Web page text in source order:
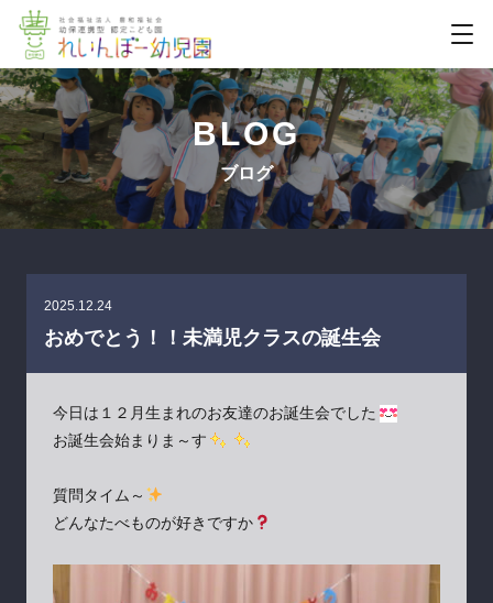
BLOG
ブログ
おめでとう！！未満児クラスの誕生会
2025.12.24
今日は１２月生まれのお友達のお誕生会でした
お誕生会始まりま～す
質問タイム～
どんなたべものが好きですか